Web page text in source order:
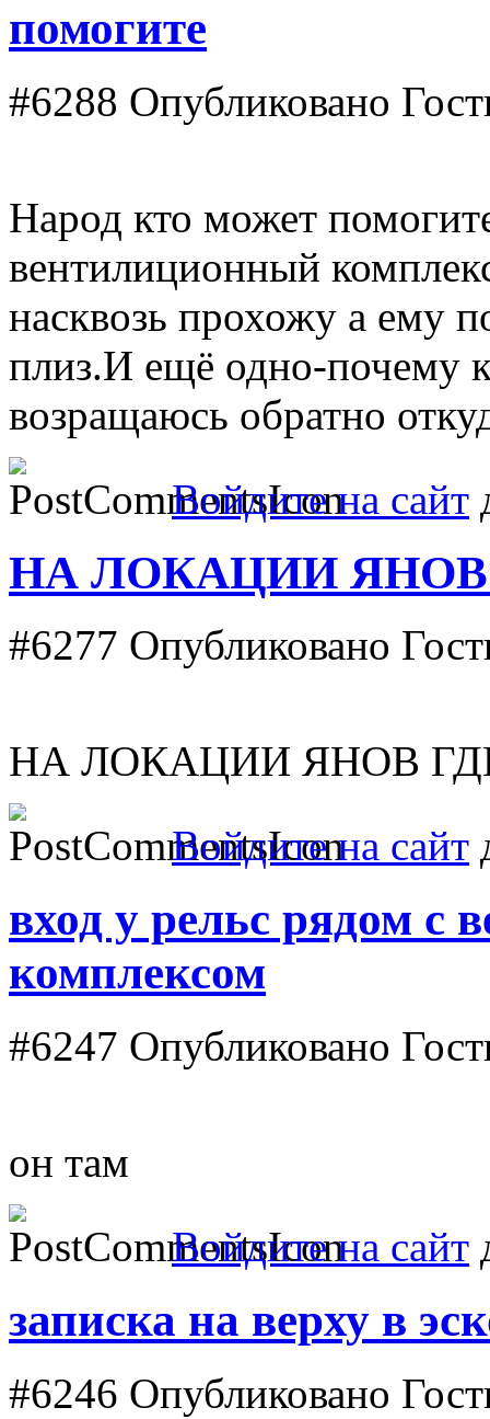
помогите
#6288 Опубликовано
Народ кто может
вентилиционный
насквозь прохожу а ему
плиз.И ещё одно-почему
возращаюсь обратно
Войдите на сайт
НА ЛОКАЦИИ
#6277 Опубликовано
НА ЛОКАЦИИ ЯНОВ
Войдите на сайт
вход у рельс рядом с
комплексом
#6247 Опубликовано
он там
Войдите на сайт
записка на верху в
#6246 Опубликовано